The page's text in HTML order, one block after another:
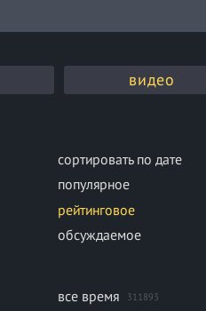
видео
сортировать по дате
популярное
рейтинговое
обсуждаемое
все время 311893